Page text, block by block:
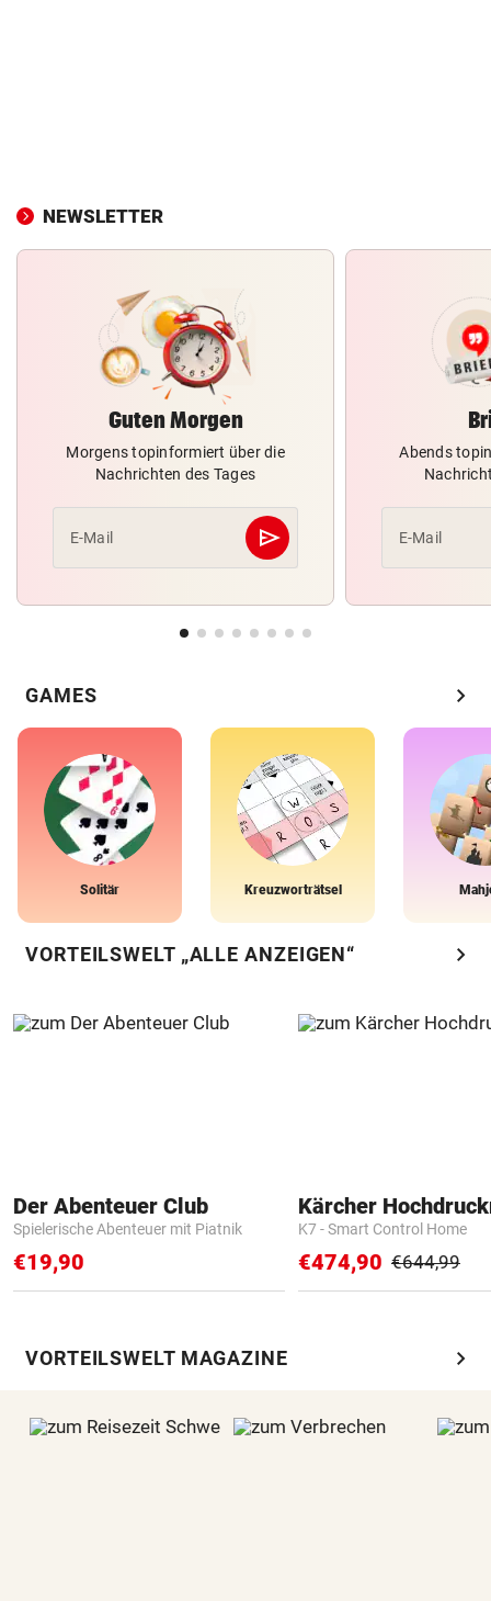
NEWSLETTER
Guten Morgen
Morgens topinformiert über die
Nachrichten des Tages
E-Mail send
Abschicken
Abends
E-Mail
GAMES chevron_right
Solitär Kreuzworträtsel
VORTEILSWELT „ALLE ANZEIGEN“ chevron_right
Der Abenteuer Club
Spielerische Abenteuer mit Piatnik
€19,90
Kärcher
K7 - Smart Control Home
€474,90 €644,99
VORTEILSWELT MAGAZINE chevron_right